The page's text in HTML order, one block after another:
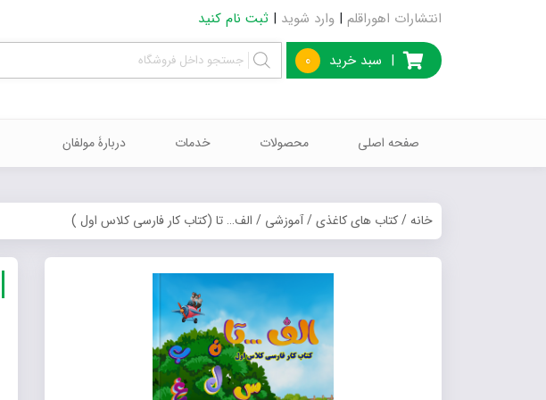
انتشارات اهوراقلم | وارد شوید | ثبت نام کنید
| سبد خرید 0
صفحه اصلی محصولات خدمات دربارۀ مولفان
خانه/کتاب های کاغذی/آموزشی / الف… تا (کتاب کار فارسی کلاس اول )